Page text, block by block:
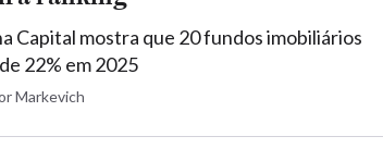
Capital mostra que 20 fundos imobiliários
22% em 2025
Markevich